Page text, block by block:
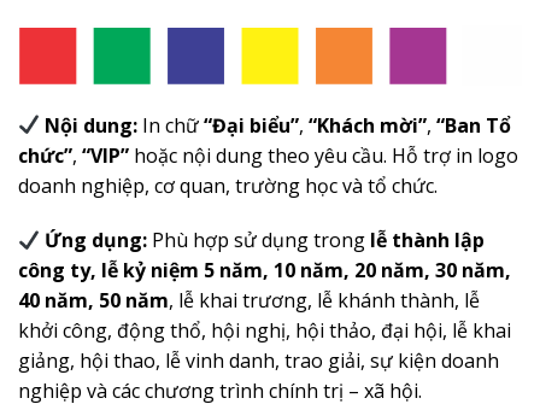
Nội dung: In chữ“Đại biểu”,“Khách mời”,“Ban Tổ
chức”, “VIP” hoặc nội dung theo yêu cầu. Hỗ trợ in logo
doanh nghiệp, cơ quan, trường học và tổ chức.
Ứng dụng: Phù hợp sử dụng trong lễ thành lập
công ty, lễ kỷ niệm 5 năm, 10 năm, 20 năm, 30 năm,
40 năm, 50 năm, lễ khai trương, lễ khánh thành, lễ
khởi công, động thổ, hội nghị, hội thảo, đại hội, lễ khai
giảng, hội thao, lễ vinh danh, trao giải, sự kiện doanh
nghiệp và các chương trình chính trị – xã hội.